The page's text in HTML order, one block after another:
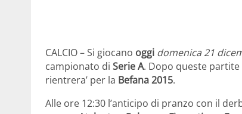
CALCIO – Si giocano oggi domenica 21
campionato di Serie A. Dopo queste
rientrera’ per la Befana 2015.
Alle ore 12:30 l’anticipo di pranzo con il